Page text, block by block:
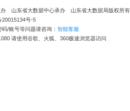
办 山东省大数据中心承办 山东省大数据局版权所有
20015134号-5
/账号等问题请咨询： 智能客服
请使用谷歌、火狐、360极速浏览器访问